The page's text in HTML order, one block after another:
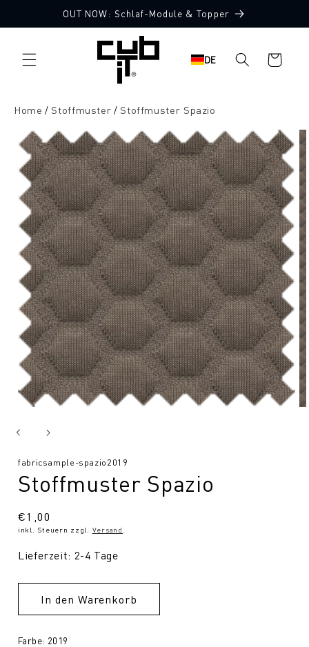
Inhalt
OUT NOW: Schlaf-Module & Topper
DE Warenkorb
Home Stoffmuster Stoffmuster Spazio
10 Stoffmuster gratis
SKU:
fabricsample-spazio2019
Stoffmuster Spazio
Normaler
Preis
€1,00
inkl. Steuern zzgl. Versand
Lieferzeit: 2-4 Tage
In den Warenkorb
Farbe: 2019